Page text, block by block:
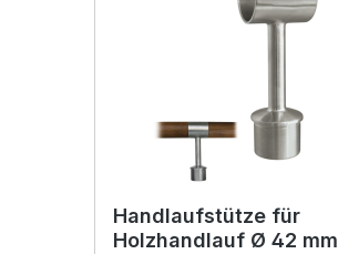
Handlaufstütze für
Holzhandlauf Ø 42 mm